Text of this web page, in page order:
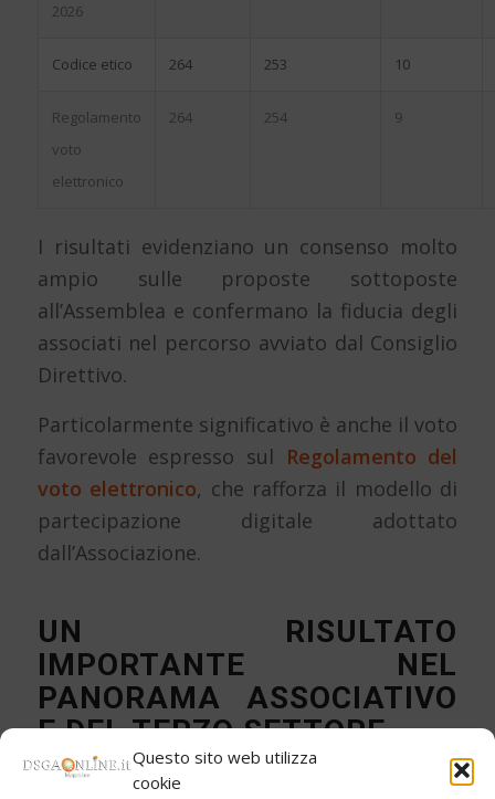
Questo sito web utilizza
cookie
2026
Codice etico 264 253 10
Regolamento
voto
elettronico
264 254 9
I risultati evidenziano un consenso molto
ampio sulle proposte sottoposte
all’Assemblea e confermano la fiducia degli
associati nel percorso avviato dal Consiglio
Direttivo.
Particolarmente significativo è anche il voto
favorevole espresso sul Regolamento del
voto elettronico, che rafforza il modello di
partecipazione digitale adottato
dall’Associazione.
UN RISULTATO
IMPORTANTE NEL
PANORAMA ASSOCIATIVO
E DEL TERZO SETTORE
La partecipazione registrata da Dsgaonline